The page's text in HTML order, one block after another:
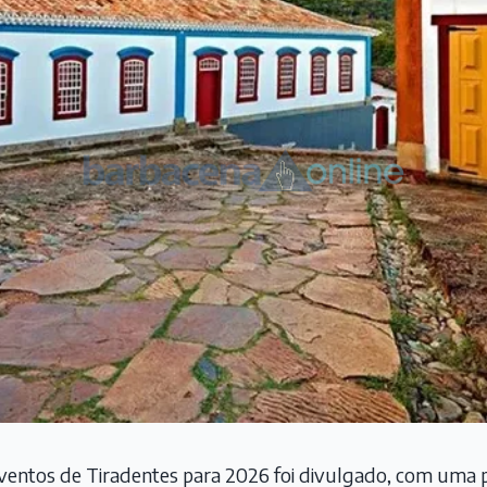
de Tiradentes para 2026 foi divulgado, com